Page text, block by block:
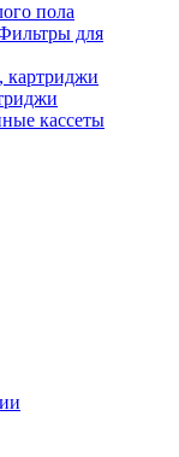
пола
для
картриджи
кассеты